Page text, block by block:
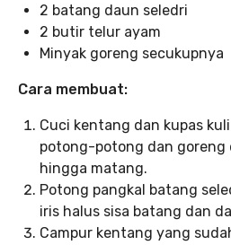
2 batang daun seledri
2 butir telur ayam
Minyak goreng secukupnya
Cara membuat:
Cuci kentang dan kupas
potong-potong dan goreng
hingga matang.
Potong pangkal batang
iris halus sisa batang dan
Campur kentang yang